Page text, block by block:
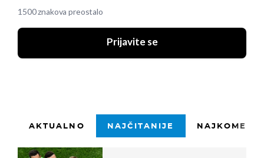
1500 znakova preostalo
Prijavite se
AKTUALNO NAJČITANIJE